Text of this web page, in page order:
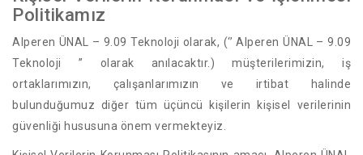
Politikamız
Alperen ÜNAL – 9.09 Teknoloji olarak, (‘’ Alperen ÜNAL – 9.09
Teknoloji ’’ olarak anılacaktır.) müşterilerimizin, iş
ortaklarımızın, çalışanlarımızın ve irtibat halinde
bulunduğumuz diğer tüm üçüncü kişilerin kişisel verilerinin
güvenliği hususuna önem vermekteyiz.